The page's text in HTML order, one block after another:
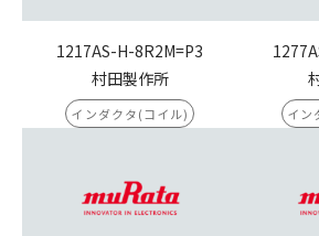
1217AS-H-8R2M=P3
村田製作所
インダクタ(コイル) イン